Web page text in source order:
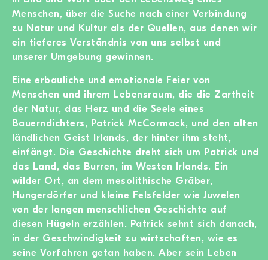
Menschen, über die Suche nach einer Verbindung
zu Natur und Kultur als der Quellen, aus denen wir
ein tieferes Verständnis von uns selbst und
unserer Umgebung gewinnen.
Eine erbauliche und emotionale Feier von
Menschen und ihrem Lebensraum, die die Zartheit
der Natur, das Herz und die Seele eines
Bauerndichters, Patrick McCormack, und den alten
ländlichen Geist Irlands, der hinter ihm steht,
einfängt. Die Geschichte dreht sich um Patrick und
das Land, das Burren, im Westen Irlands. Ein
wilder Ort, an dem mesolithische Gräber,
Hungerdörfer und kleine Felsfelder wie Juwelen
von der langen menschlichen Geschichte auf
diesen Hügeln erzählen. Patrick sehnt sich danach,
in der Geschwindigkeit zu wirtschaften, wie es
seine Vorfahren getan haben. Aber sein Leben